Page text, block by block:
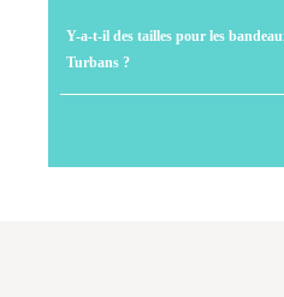
Y-a-t-il des tailles pour les
Turbans ?